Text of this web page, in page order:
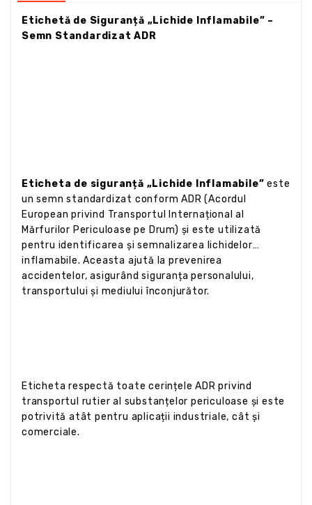
Etichetă de Siguranță „Lichide Inflamabile” –
Semn Standardizat ADR
Eticheta de siguranță „Lichide Inflamabile” este
un semn standardizat conform ADR (Acordul
European privind Transportul Internațional al
Mărfurilor Periculoase pe Drum) și este utilizată
pentru identificarea și semnalizarea lichidelor
inflamabile. Aceasta ajută la prevenirea
accidentelor, asigurând siguranța personalului,
transportului și mediului înconjurător.
Eticheta respectă toate cerințele ADR privind
transportul rutier al substanțelor periculoase și este
potrivită atât pentru aplicații industriale, cât și
comerciale.